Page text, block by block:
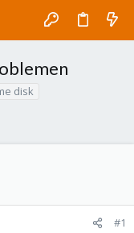
disk
#1